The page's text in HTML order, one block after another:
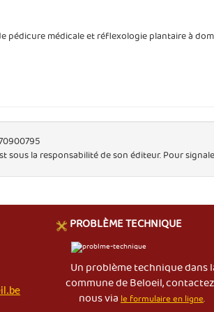
pédicure médicale et réflexologie plantaire à
sous la responsabilité de son éditeur. Pour
PROBLÈME TECHNIQUE
Un problème technique dans
commune de Beloeil,
nous viale formulaire en ligne.